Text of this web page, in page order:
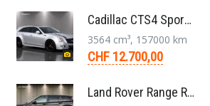
Cadillac CTS4 Sport Wagon 3.6 V6 LLT AWD Aut. 2012
3564 cm³, 157000 km
CHF 12.700,00
Land Rover Range Rover Evoque Compact SUV 2.0 TD4 SE AT9 2017